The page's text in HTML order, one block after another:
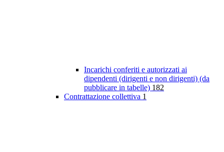
Incarichi conferiti e autorizzati ai
dipendenti (dirigenti e non dirigenti) (da
pubblicare in tabelle) 182
Contrattazione collettiva 1